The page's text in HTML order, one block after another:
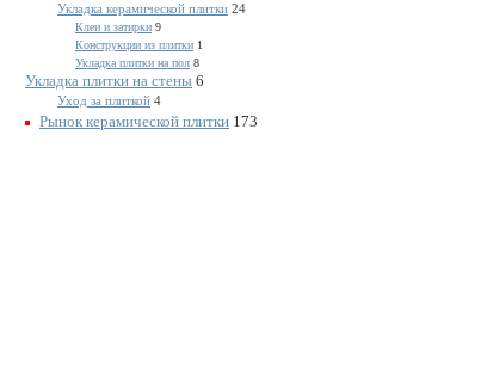
Укладка керамической плитки 24
Клеи и затирки 9
Конструкции из плитки 1
Укладка плитки на пол 8
Укладка плитки на стены 6
Уход за плиткой 4
Рынок керамической плитки 173